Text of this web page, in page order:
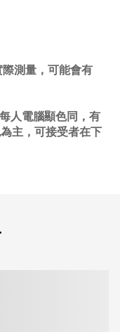
測量，可能會有
人電腦顯色同，有
主，可接受者在下